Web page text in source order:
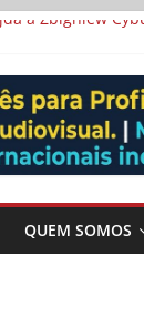
a Zbigniew
para o cinema
Secreto”
histórias de vida
QUEM SOMOS